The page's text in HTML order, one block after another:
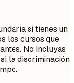
si tienes un
los cursos que
No incluyas
la discriminación